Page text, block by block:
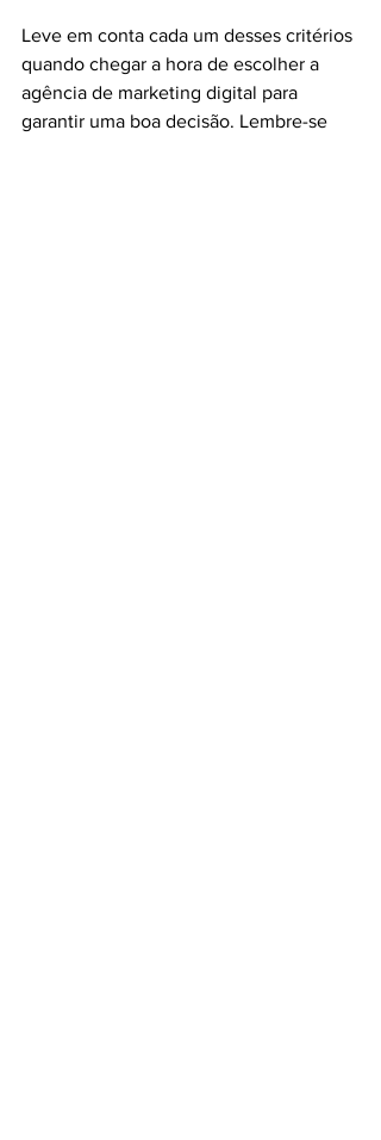
Leve em conta cada um desses critérios
quando chegar a hora de escolher a
agência de marketing digital para
garantir uma boa decisão. Lembre-se